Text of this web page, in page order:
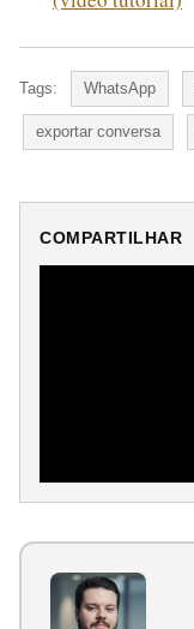
Tags: WhatsApp
exportar conversa
COMPARTILHAR